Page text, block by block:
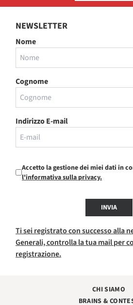
NEWSLETTER
Nome
Cognome
Indirizzo E-mail
Accetto la gestione dei miei dati in
l'informativa sulla privacy.
INVIA
Ti sei registrato con successo alla
Generali, controlla la tua mail per
registrazione.
CHI SIAMO
BRAINS &